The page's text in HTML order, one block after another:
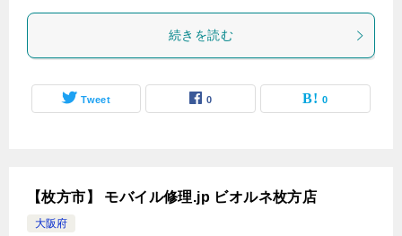
続きを読む
Tweet 0 0
【枚方市】 モバイル修理.jp ビオルネ枚方店
大阪府